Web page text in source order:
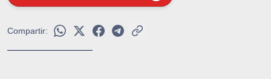
Compartir: